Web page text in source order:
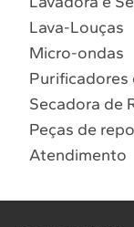
Lava-Louças
Micro-ondas
Purificadores
Secadora de
Peças de
Atendimento